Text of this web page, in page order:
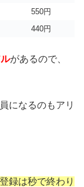
550円
440円
があるので、
になるのもアリ
録は秒で終わり